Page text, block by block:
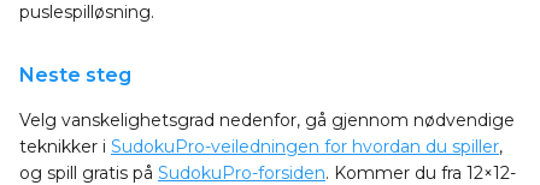
puslespilløsning.
Neste steg
Velg vanskelighetsgrad nedenfor, gå gjennom nødvendige
teknikker i SudokuPro-veiledningen for hvordan du spiller,
og spill gratis på SudokuPro-forsiden. Kommer du fra 12×12-